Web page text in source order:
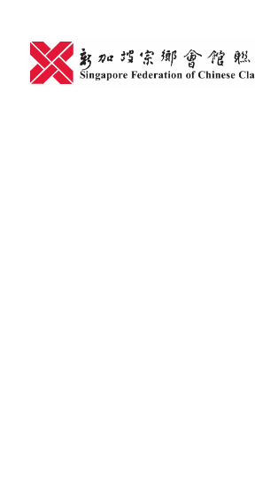
content